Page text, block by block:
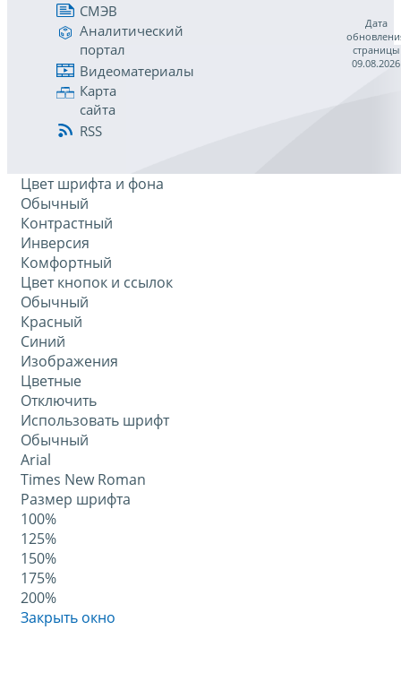
СМЭВ
Аналитический
портал
Видеоматериалы
Карта
сайта
RSS
Дата
страницы
09.08.2026
Цвет шрифта и фона
Обычный
Контрастный
Инверсия
Комфортный
Цвет кнопок и ссылок
Обычный
Красный
Синий
Изображения
Цветные
Отключить
Использовать шрифт
Обычный
Arial
Times New Roman
Размер шрифта
100%
125%
150%
175%
200%
Закрыть окно